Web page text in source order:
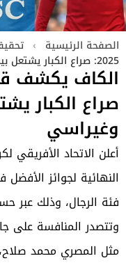
الصفحة الرئيسية ›
2025: صراع الكبار يشتعل بين صلاح وحكيمي وغيراسي
صراع الكبار
وغيراسي
أعلن الاتحاد
فئة الرجال، وذلك
وتتصدر المنافسة على
مثل المصري محمد